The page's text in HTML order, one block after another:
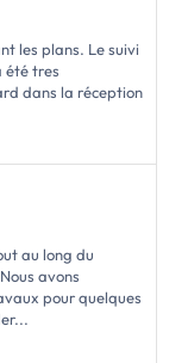
nos partenaires
les plans. Le suivi
été tres
dans la réception
au long du
avons
pour quelques